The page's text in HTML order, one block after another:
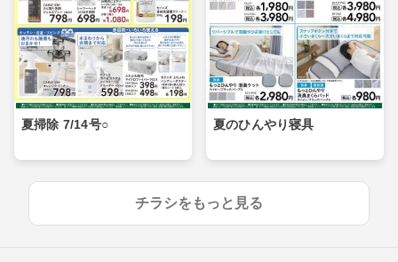
夏掃除 7/14号○ 夏のひんやり寝具
チラシをもっと見る